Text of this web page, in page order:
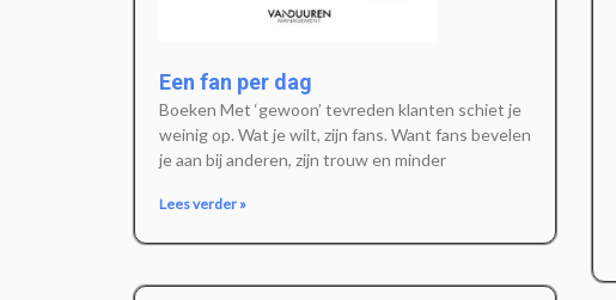
Een fan per dag
Boeken Met ‘gewoon’ tevreden klanten schiet je
weinig op. Wat je wilt, zijn fans. Want fans bevelen
je aan bij anderen, zijn trouw en minder
Lees verder »